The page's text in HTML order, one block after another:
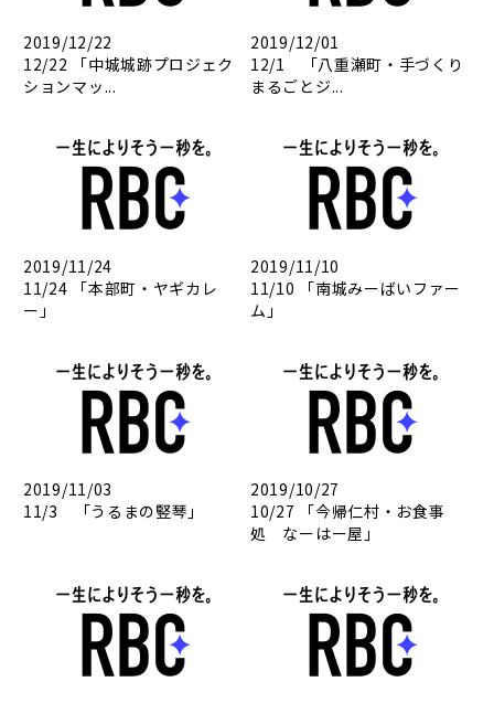
2019/12/22
12/22 「中城城跡プロジェク
ションマッ...
2019/12/01
12/1 「八重瀬町・手づくり
まるごとジ...
2019/11/24
11/24 「本部町・ヤギカレ
ー」
2019/11/10
11/10 「南城みーばいファー
ム」
2019/11/03
11/3 「うるまの竪琴」
2019/10/27
10/27 「今帰仁村・お食事
処 なーはー屋」